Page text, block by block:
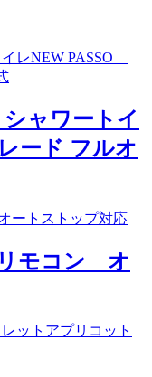
ャワートイ
ード フルオ
リモコン オ